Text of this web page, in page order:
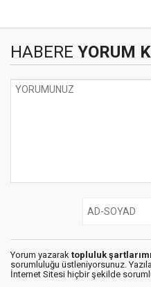
HABERE YORUM
Yorum yazarak topluluk
sorumluluğu üstleniyorsunuz.
İnternet Sitesi hiçbir şekilde